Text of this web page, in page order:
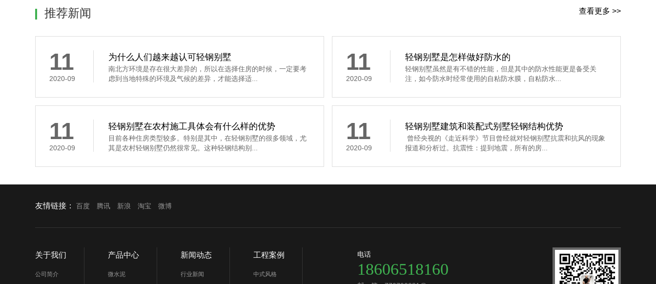
查看更多 >>
推荐新闻
11
2020-09
为什么人们越来越认可轻钢别墅
南北方环境是存在很大差异的，所以在选择住房的时候，一定要考
虑到当地特殊的环境及气候的差异，才能选择适...
11
2020-09
轻钢别墅是怎样做好防水的
轻钢别墅虽然是有不错的性能，但是其中的防水性能更是备受关
注，如今防水时经常使用的自粘防水膜，自粘防水...
11
2020-09
轻钢别墅在农村施工具体会有什么样的优势
目前各种住房类型较多。特别是其中，在轻钢别墅的很多领域，尤
其是农村轻钢别墅仍然很常见。这种轻钢结构别...
11
2020-09
轻钢别墅建筑和装配式别墅轻钢结构优势
曾经央视的《走近科学》节目曾经就对轻钢别墅抗震和抗风的现象
报道和分析过。抗震性：提到地震，所有的房...
友情链接： 百度 腾讯 新浪 淘宝 微博
关于我们
公司简介
产品中心
微水泥
新闻动态
行业新闻
工程案例
中式风格
电话
18606518160